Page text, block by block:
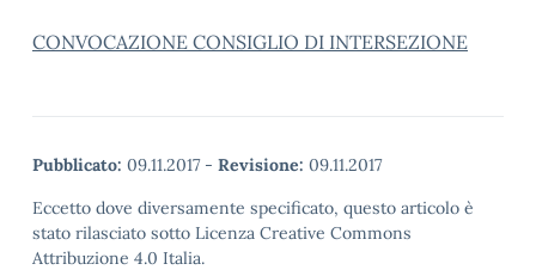
CONVOCAZIONE CONSIGLIO DI INTERSEZIONE
Pubblicato: 09.11.2017 - Revisione: 09.11.2017
Eccetto dove diversamente specificato, questo articolo è
stato rilasciato sotto Licenza Creative Commons
Attribuzione 4.0 Italia.